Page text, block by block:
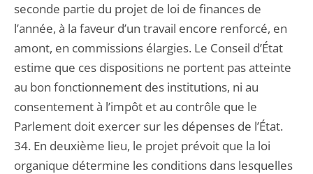
seconde partie du projet de loi de finances de
l’année, à la faveur d’un travail encore renforcé, en
amont, en commissions élargies. Le Conseil d’État
estime que ces dispositions ne portent pas atteinte
au bon fonctionnement des institutions, ni au
consentement à l’impôt et au contrôle que le
Parlement doit exercer sur les dépenses de l’État.
34. En deuxième lieu, le projet prévoit que la loi
organique détermine les conditions dans lesquelles